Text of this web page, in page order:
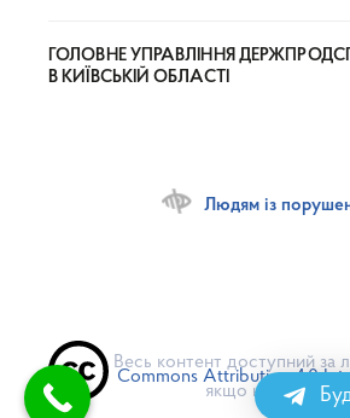
ГОЛОВНЕ УПРАВЛІННЯ
В КИЇВСЬКІЙ ОБЛАСТІ
Людям із
Весь контент доступний за
Commons Attribution 4.0
якщо не